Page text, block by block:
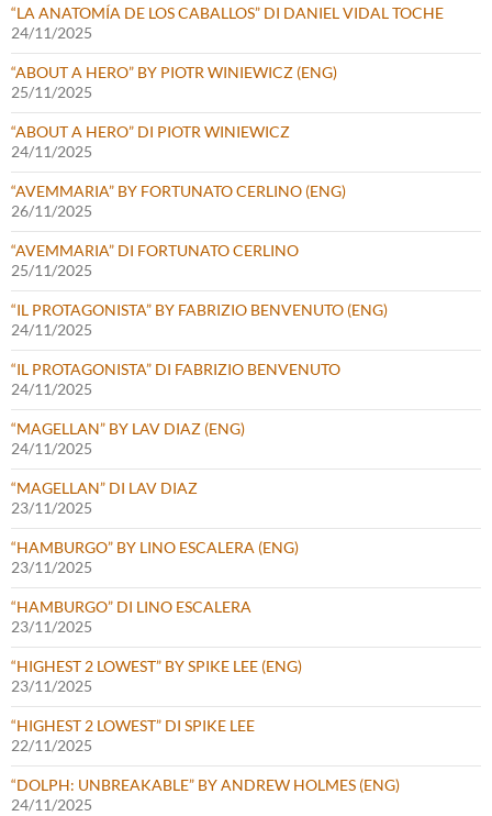
“LA ANATOMÍA DE LOS CABALLOS” DI DANIEL VIDAL TOCHE
24/11/2025
“ABOUT A HERO” BY PIOTR WINIEWICZ (ENG)
25/11/2025
“ABOUT A HERO” DI PIOTR WINIEWICZ
24/11/2025
“AVEMMARIA” BY FORTUNATO CERLINO (ENG)
26/11/2025
“AVEMMARIA” DI FORTUNATO CERLINO
25/11/2025
“IL PROTAGONISTA” BY FABRIZIO BENVENUTO (ENG)
24/11/2025
“IL PROTAGONISTA” DI FABRIZIO BENVENUTO
24/11/2025
“MAGELLAN” BY LAV DIAZ (ENG)
24/11/2025
“MAGELLAN” DI LAV DIAZ
23/11/2025
“HAMBURGO” BY LINO ESCALERA (ENG)
23/11/2025
“HAMBURGO” DI LINO ESCALERA
23/11/2025
“HIGHEST 2 LOWEST” BY SPIKE LEE (ENG)
23/11/2025
“HIGHEST 2 LOWEST” DI SPIKE LEE
22/11/2025
“DOLPH: UNBREAKABLE” BY ANDREW HOLMES (ENG)
24/11/2025